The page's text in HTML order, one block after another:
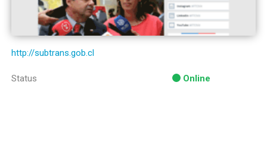
http://subtrans.gob.cl
Status Online